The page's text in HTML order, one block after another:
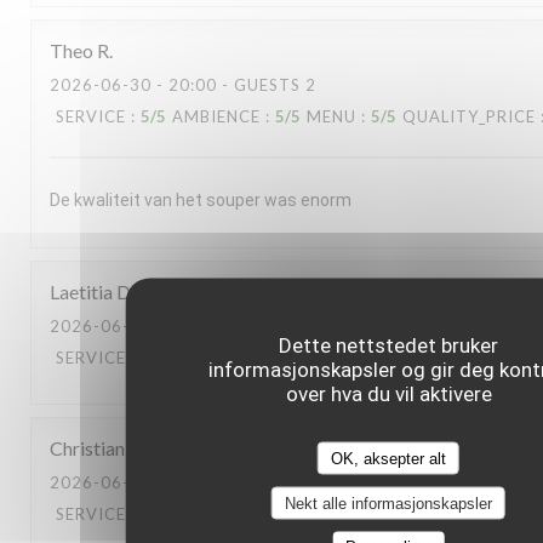
Dette nettstedet bruker
informasjonskapsler og gir deg
over hva du vil aktivere
OK, aksepter alt
Nekt alle informasjonskapsler
Theo R
2026-06-30 - 20:00 - GUESTS 2
SERVICE : 5/5 AMBIENCE : 5/5 MENU : 5/5 QUALITY_PRICE
De kwaliteit van het souper was enorm
Laetitia D
2026-06-30
SERVICE
AMBIENCE 5/5 MENU: 5/5 QUALITY_PRICE
Christian
2026-06-23
- 20:00 - GUESTS 2
SERVICE
5/5 MENU: 5/5 QUALITY_PRICE